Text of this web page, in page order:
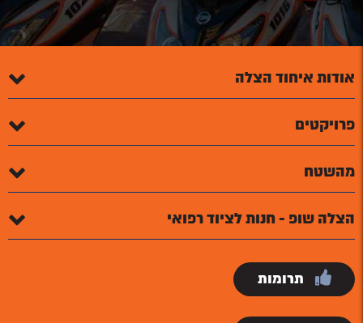
אודות איחוד הצלה
פרויקטים
מהשטח
הצלה שופ - חנות לציוד רפואי
תרומות